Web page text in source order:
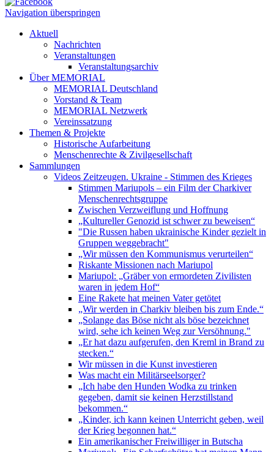
Navigation überspringen
Aktuell
Nachrichten
Veranstaltungen
Veranstaltungsarchiv
Über MEMORIAL
MEMORIAL Deutschland
Vorstand & Team
MEMORIAL Netzwerk
Vereinssatzung
Themen & Projekte
Historische Aufarbeitung
Menschenrechte & Zivilgesellschaft
Sammlungen
Videos Zeitzeugen. Ukraine - Stimmen des Krieges
Stimmen Mariupols – ein Film der Charkiver
Menschenrechtsgruppe
Zwischen Verzweiflung und Hoffnung
„Kultureller Genozid ist schwer zu beweisen“
"Die Russen haben ukrainische Kinder gezielt in
Gruppen weggebracht"
„Wir müssen den Kommunismus verurteilen“
Riskante Missionen nach Mariupol
Mariupol: „Gräber von ermordeten Zivilisten
waren in jedem Hof“
Eine Rakete hat meinen Vater getötet
„Wir werden in Charkiv bleiben bis zum Ende.“
„Solange das Böse nicht als böse bezeichnet
wird, sehe ich keinen Weg zur Versöhnung."
„Er hat dazu aufgerufen, den Kreml in Brand zu
stecken.“
Wir müssen in die Kunst investieren
Was macht ein Militärseelsorger?
„Ich habe den Hunden Wodka zu trinken
gegeben, damit sie keinen Herzstillstand
bekommen.“
„Kinder, ich kann keinen Unterricht geben, weil
der Krieg begonnen hat.“
Ein amerikanischer Freiwilliger in Butscha